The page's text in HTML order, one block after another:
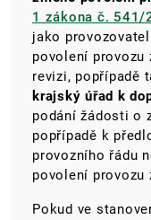
1 zákona č. 541/
jako
povolení provozu
revizi, popřípadě
krajský úřad k
podání žádosti o
popřípadě k
provozního řádu
povolení provozu
Pokud ve